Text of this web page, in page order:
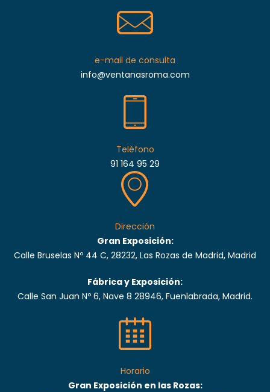
e-mail de consulta
info@ventanasroma.com
Teléfono
91 164 95 29
Dirección
Gran Exposición:
Calle Bruselas Nº 44 C, 28232, Las Rozas de Madrid, Madrid
Fábrica y Exposición:
Calle San Juan Nº 6, Nave 8 28946, Fuenlabrada, Madrid.
Horario
Gran Exposición en las Rozas: